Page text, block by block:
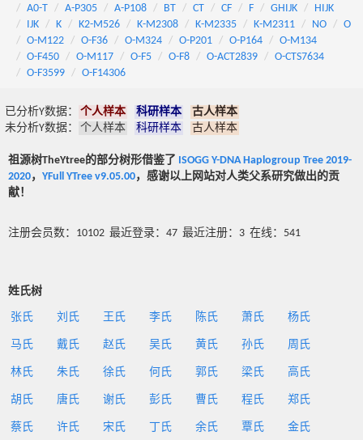
A0-T
A-P305 A-P108 BT CT CF F GHIJK
HIJK
IJK
K K2-M526 K-M2308 K-M2335 K-M2311 NO
O
O-M122
O-F36 O-M324 O-P201 O-P164
O-M134
O-F450
O-M117 O-F5 O-F8 O-ACT2839
O-CTS7634
O-F3599
O-F14306
已分析Y数据： 个人样本 科研样本
古人样本
未分析Y数据：
个人样本 科研样本 古人样本
祖源树TheYtree的部分树形借鉴了 ISOGG Y-DNA Haplogroup Tree 2019-
2020， YFull YTree v9.05.00，感谢以上网站对人类父系研究做出的贡
献！
注册会员数：10102 最近登录：47 最近注册：3 在线：541
姓氏树
张氏 刘氏 王氏 李氏 陈氏 萧氏 杨氏
马氏 戴氏 赵氏 吴氏 黄氏 孙氏 周氏
林氏 朱氏 徐氏 何氏 郭氏 梁氏 高氏
胡氏 唐氏 谢氏 彭氏 曹氏 程氏 郑氏
蔡氏 许氏 宋氏 丁氏 余氏 覃氏 金氏